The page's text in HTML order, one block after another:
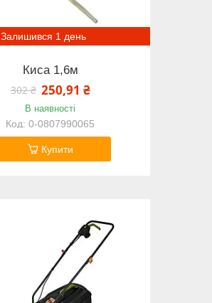
Залишився 1 день
Киса 1,6м
302 ₴ 250,91 ₴
В наявності
0-0807990065
Купити